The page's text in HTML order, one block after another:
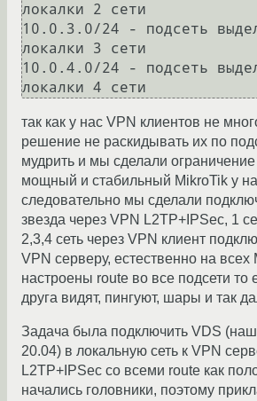
локалки 2 сети
10.0.3.0/24 - подсеть
локалки 3 сети
10.0.4.0/24 - подсеть
так как у нас VPN клиентов не
решение не раскидывать их по
мудрить и мы сделали
мощный и стабильный MikroTik у
следовательно мы сделали
звезда через VPN L2TP+IPSec, 1
2,3,4 сеть через VPN клиент
VPN серверу, естественно на всех
настроены route во все подсети то
друга видят, пингуют, шары и так
Задача была подключить VDS
20.04) в локальную сеть к VPN
L2TP+IPSec со всеми route как
начались головники, поэтому